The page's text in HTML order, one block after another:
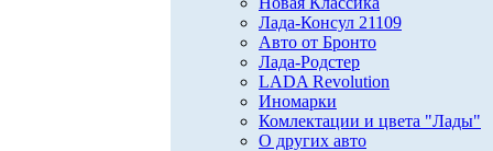
Лада-Консул 21109
Авто от Бронто
Лада-Родстер
LADA Revolution
Иномарки
Комлектации и цвета "Лады"
О других авто